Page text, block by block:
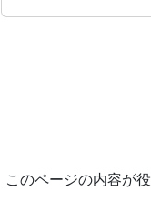
このページの内容が